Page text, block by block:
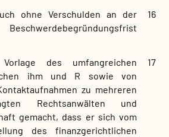
16
ohne Verschulden an der
17
des umfangreichen
ihm und R sowie von
zu mehreren
Rechtsanwälten und
gemacht, dass er sich vom
des finanzgerichtlichen